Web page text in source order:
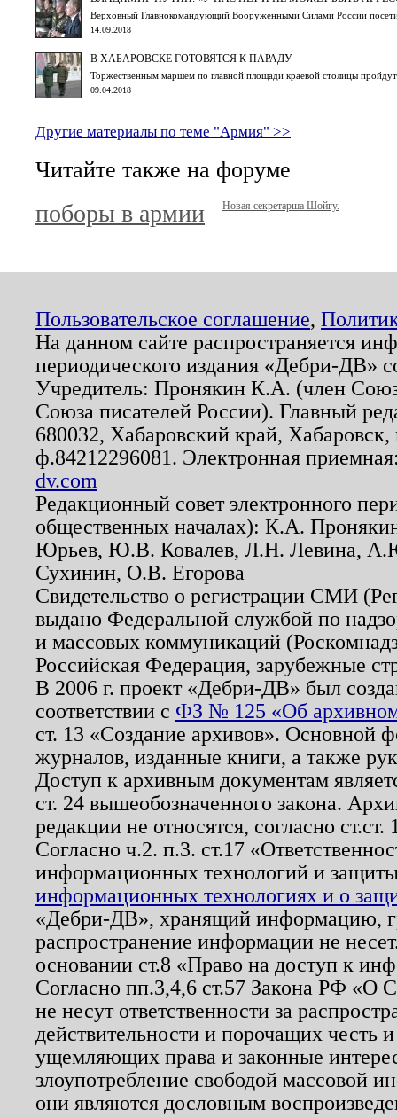
Верховный Главнокомандующий Вооруженными Силами России
14.09.2018
В ХАБАРОВСКЕ ГОТОВЯТСЯ К ПАРАДУ
Торжественным маршем по главной площади краевой столицы
09.04.2018
Другие материалы по теме "Армия" >>
Читайте также на форуме
поборы в армии Новая секретарша Шойгу.
Пользовательское соглашение,
На данном сайте распространяется
периодического издания «Дебри-ДВ»
Учредитель: Пронякин К.А. (член
Союза писателей России). Главный
680032, Хабаровский край,
ф.84212296081. Электронная
dv.com
Редакционный совет электронного
общественных началах): К.А.
Юрьев, Ю.В. Ковалев, Л.Н. Левина,
Сухинин, О.В. Егорова
Свидетельство о регистрации СМИ
выдано Федеральной службой по
и массовых коммуникаций
Российская Федерация, зарубежные
В 2006 г. проект «Дебри-ДВ» был
соответствии с ФЗ № 125 «Об
ст. 13 «Создание архивов». Основной
журналов, изданные книги, а также
Доступ к архивным документам
ст. 24 вышеобозначенного закона.
редакции не относятся, согласно
Согласно ч.2. п.3. ст.17
информационных технологий и
информационных технологиях и о
«Дебри-ДВ», хранящий информацию,
распространение информации не
основании ст.8 «Право на доступ к
Согласно пп.3,4,6 ст.57 Закона РФ «О
не несут ответственности за
действительности и порочащих честь
ущемляющих права и законные
злоупотребление свободой массовой
они являются дословным